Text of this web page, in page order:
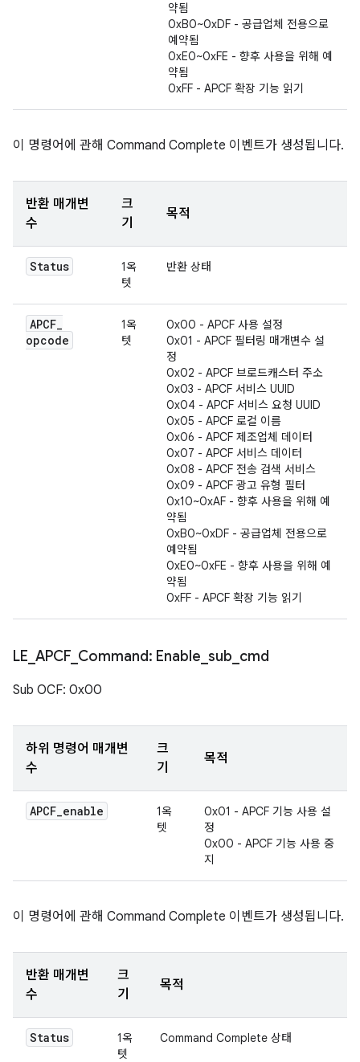
약됨
0xB0~0xDF - 공급업체 전용으로
예약됨
0xE0~0xFE - 향후 사용을 위해 예
약됨
0xFF - APCF 확장 기능 읽기
이 명령어에 관해 Command Complete 이벤트가 생성됩니다.
반환 매개변
수
크
기
목적
Status
1옥
텟
반환 상태
APCF_
opcode
1옥
텟
0x00 - APCF 사용 설정
0x01 - APCF 필터링 매개변수 설
정
0x02 - APCF 브로드캐스터 주소
0x03 - APCF 서비스 UUID
0x04 - APCF 서비스 요청 UUID
0x05 - APCF 로컬 이름
0x06 - APCF 제조업체 데이터
0x07 - APCF 서비스 데이터
0x08 - APCF 전송 검색 서비스
0x09 - APCF 광고 유형 필터
0x10~0xAF - 향후 사용을 위해 예
약됨
0xB0~0xDF - 공급업체 전용으로
예약됨
0xE0~0xFE - 향후 사용을 위해 예
약됨
0xFF - APCF 확장 기능 읽기
LE APCF Command: Enable sub cmd
Sub OCF: 0x00
하위 명령어 매개변
수
크
기
목적
APCF_enable
1옥
텟
0x01 - APCF 기능 사용 설
정
0x00 - APCF 기능 사용 중
지
이 명령어에 관해 Command Complete 이벤트가 생성됩니다.
반환 매개변
수
크
기
목적
Status
1옥
텟
Command Complete 상태